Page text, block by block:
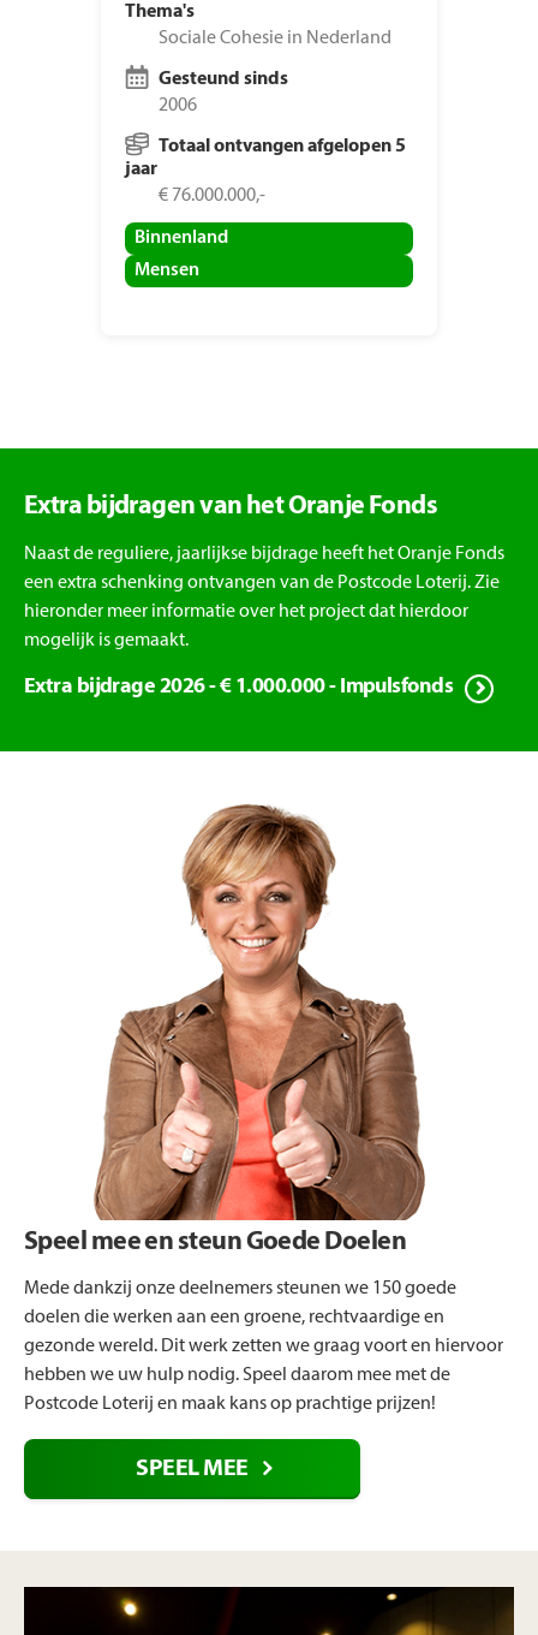
Thema's
Sociale Cohesie in Nederland
Gesteund sinds
2006
Totaal ontvangen afgelopen 5
jaar
€ 76.000.000,-
Binnenland
Mensen
Extra bijdragen van het Oranje Fonds
Naast de reguliere, jaarlijkse bijdrage heeft het Oranje Fonds
een extra schenking ontvangen van de Postcode Loterij. Zie
hieronder meer informatie over het project dat hierdoor
mogelijk is gemaakt.
Extra bijdrage 2026 - € 1.000.000 - Impulsfonds
Speel mee en steun Goede Doelen
Mede dankzij onze deelnemers steunen we 150 goede
doelen die werken aan een groene, rechtvaardige en
gezonde wereld. Dit werk zetten we graag voort en hiervoor
hebben we uw hulp nodig. Speel daarom mee met de
Postcode Loterij en maak kans op prachtige prijzen!
SPEEL MEE